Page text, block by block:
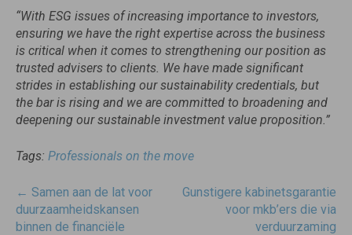
“With ESG issues of increasing importance to investors,
ensuring we have the right expertise across the business
is critical when it comes to strengthening our position as
trusted advisers to clients. We have made significant
strides in establishing our sustainability credentials, but
the bar is rising and we are committed to broadening and
deepening our sustainable investment value proposition.”
Tags: Professionals on the move
Post
navigatie
← Samen aan de lat voor
duurzaamheidskansen
binnen de financiële
Gunstigere kabinetsgarantie
voor mkb’ers die via
verduurzaming